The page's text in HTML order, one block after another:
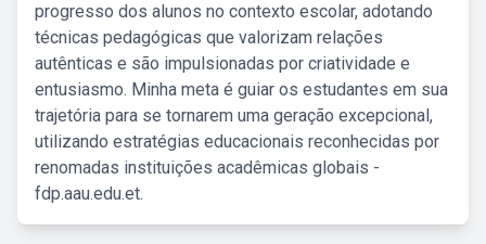
progresso dos alunos no contexto escolar, adotando
técnicas pedagógicas que valorizam relações
autênticas e são impulsionadas por criatividade e
entusiasmo. Minha meta é guiar os estudantes em sua
trajetória para se tornarem uma geração excepcional,
utilizando estratégias educacionais reconhecidas por
renomadas instituições acadêmicas globais -
fdp.aau.edu.et.